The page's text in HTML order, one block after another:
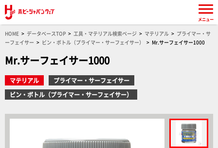
HOME データベースTOP 工具・マテリアル検索ページ マテリアル
プライマー・サ
ーフェイサー
ビン・ボトル（プライマー・サーフェイサー） Mr.サーフェイサー1000
Mr.サーフェイサー1000
マテリアル
プライマー・サーフェイサー
ビン・ボトル（プライマー・サーフェイサー）
メニュー